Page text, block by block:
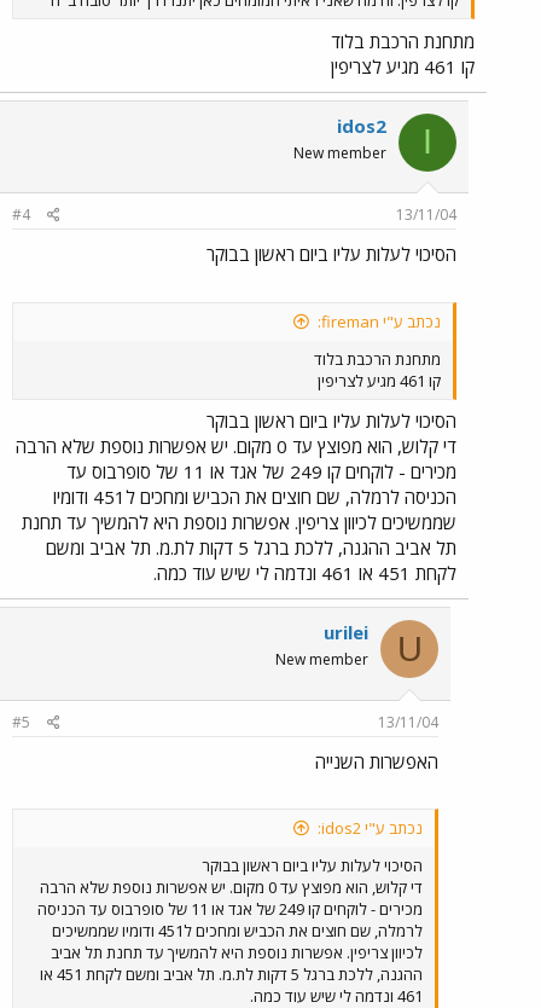
מתחנת הרכבת בלוד
קו 461 מגיע לצריפין
I
idos2
New member
13/11/04
#4
הסיכוי לעלות עליו ביום ראשון בבוקר
נכתב ע"י fireman:
מתחנת הרכבת בלוד
קו 461 מגיע לצריפין
הסיכוי לעלות עליו ביום ראשון בבוקר
די קלוש, הוא מפוצץ עד 0 מקום. יש אפשרות נוספת שלא הרבה
מכירים - לוקחים קו 249 של אגד או 11 של סופרבוס עד
הכניסה לרמלה, שם חוצים את הכביש ומחכים ל451 ודומיו
שממשיכים לכיוון צריפין. אפשרות נוספת היא להמשיך עד תחנת
תל אביב ההגנה, ללכת ברגל 5 דקות לת.מ. תל אביב ומשם
לקחת 451 או 461 ונדמה לי שיש עוד כמה.
U
urilei
New member
13/11/04
#5
האפשרות השנייה
נכתב ע"י idos2:
הסיכוי לעלות עליו ביום ראשון בבוקר
די קלוש, הוא מפוצץ עד 0 מקום. יש אפשרות נוספת שלא הרבה
מכירים - לוקחים קו 249 של אגד או 11 של סופרבוס עד הכניסה
לרמלה, שם חוצים את הכביש ומחכים ל451 ודומיו שממשיכים
לכיוון צריפין. אפשרות נוספת היא להמשיך עד תחנת תל אביב
ההגנה, ללכת ברגל 5 דקות לת.מ. תל אביב ומשם לקחת 451 או
461 ונדמה לי שיש עוד כמה.